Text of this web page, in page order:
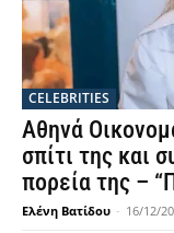
CELEBRITIES
Αθηνά
σπίτι της και
πορεία της –
Ελένη Βατίδου - 16/12/